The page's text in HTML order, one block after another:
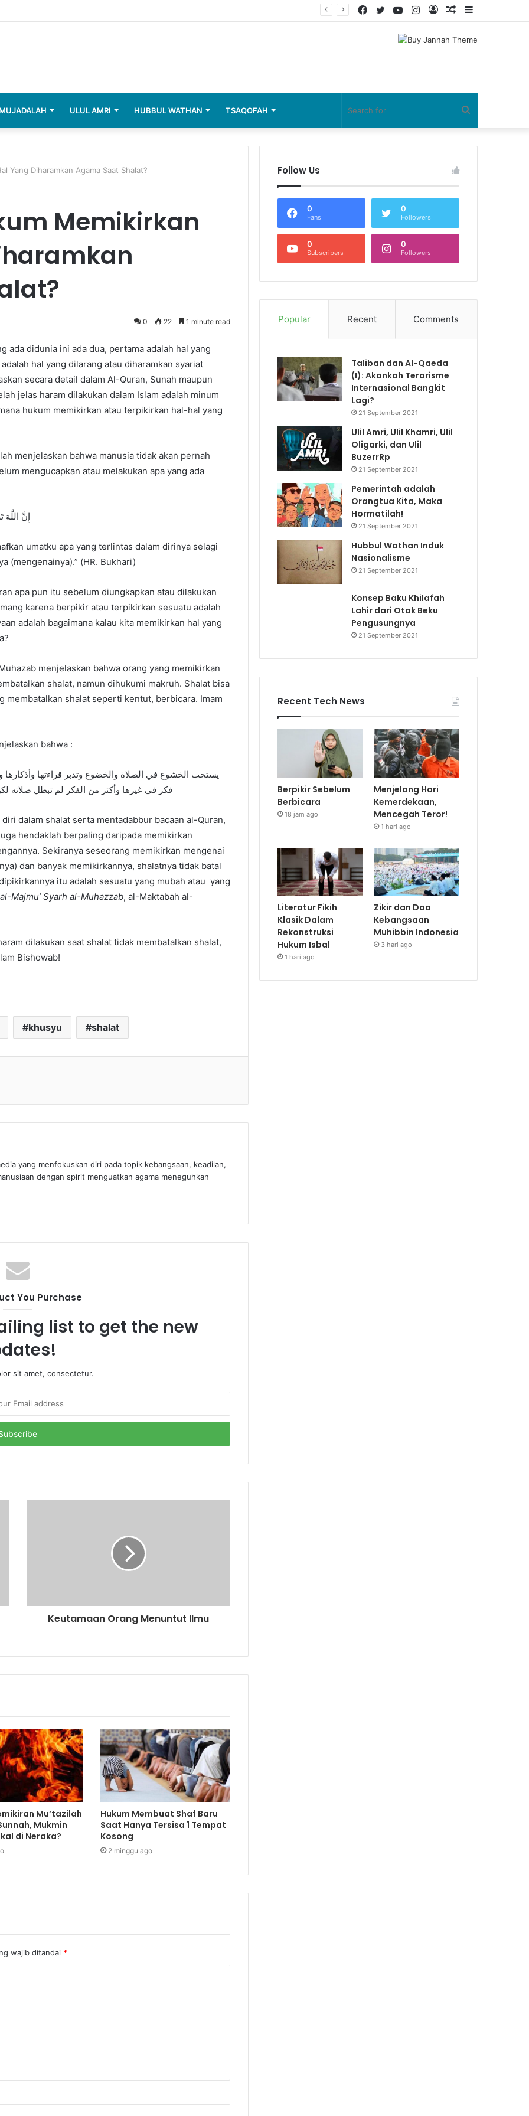
Berbicara
Random
Log
Instagram
YouTube
Twitter
Facebook
MUJADALAH ULUL AMRI HUBBUL WATHAN TSAQOFAH
for
Yang Diharamkan Agama Saat Shalat?
Memikirkan
0 22 1 minute read
ada didunia ini ada dua, pertama adalah hal yang
hal yang dilarang atau diharamkan syariat
secara detail dalam Al-Quran, Sunah maupun
jelas haram dilakukan dalam Islam adalah minum
hukum memikirkan atau terpikirkan hal-hal yang
menjelaskan bahwa manusia tidak akan pernah
mengucapkan atau melakukan apa yang ada
إِنَّ اللَّهَ
umatku apa yang terlintas dalam dirinya selagi
(mengenainya).” (HR. Bukhari)
apa pun itu sebelum diungkapkan atau dilakukan
karena berpikir atau terpikirkan sesuatu adalah
adalah bagaimana kalau kita memikirkan hal yang
menjelaskan bahwa orang yang memikirkan
shalat, namun dihukumi makruh. Shalat bisa
membatalkan shalat seperti kentut, berbicara. Imam
bahwa :
يستحب الخشوع في الصلاة والخضوع وتدبر قراءتها وأذكارها
فكر في غيرها وأكثر من الفكر لم تبطل صلاته
dalam shalat serta mentadabbur bacaan al-Quran,
hendaklah berpaling daripada memikirkan
Sekiranya seseorang memikirkan mengenai
dan banyak memikirkannya, shalatnya tidak batal
itu adalah sesuatu yang mubah atau yang
al-Majmu’ Syarh al-Muhazzab, al-Maktabah al-
dilakukan saat shalat tidak membatalkan shalat,
Bishowab!
khusyu shalat
yang menfokuskan diri pada topik kebangsaan, keadilan,
dengan spirit menguatkan agama meneguhkan
You Purchase
list to get the new
sit amet, consectetur.
Keutamaan Orang Menuntut Ilmu
Mu’tazilah
Mukmin
di Neraka?
Hukum Membuat Shaf Baru
Saat Hanya Tersisa 1 Tempat
Kosong
2 minggu ago
wajib ditandai *
Follow Us
0
Fans
0
Followers
0
Subscribers
0
Followers
Popular Recent Comments
Taliban dan Al-Qaeda
(I): Akankah Terorisme
Internasional Bangkit
Lagi?
21 September 2021
Ulil Amri, Ulil Khamri, Ulil
Oligarki, dan Ulil
BuzerrRp
21 September 2021
Pemerintah adalah
Orangtua Kita, Maka
Hormatilah!
21 September 2021
Hubbul Wathan Induk
Nasionalisme
21 September 2021
Konsep Baku Khilafah
Lahir dari Otak Beku
Pengusungnya
21 September 2021
Recent Tech News
Berpikir Sebelum
Berbicara
18 jam ago
Menjelang Hari
Kemerdekaan,
Mencegah Teror!
1 hari ago
Literatur Fikih
Klasik Dalam
Rekonstruksi
Hukum Isbal
1 hari ago
Zikir dan Doa
Kebangsaan
Muhibbin Indonesia
3 hari ago